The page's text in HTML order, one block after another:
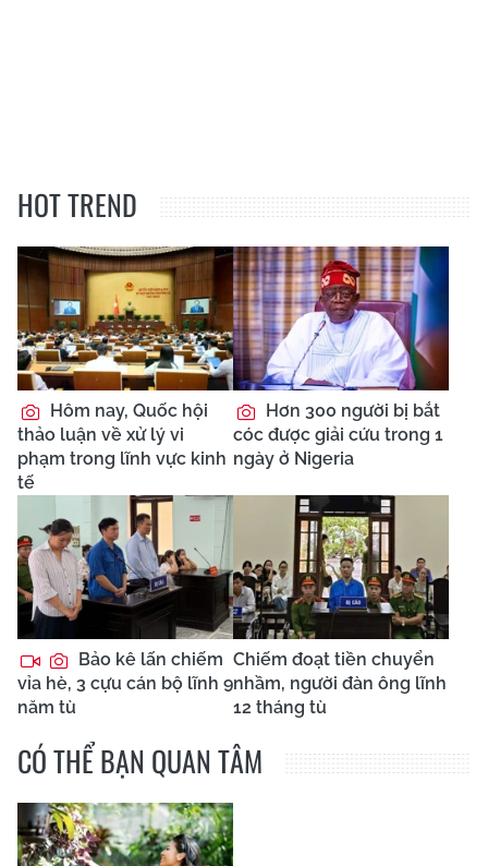
HOT TREND
Hôm nay, Quốc hội
thảo luận về xử lý vi
phạm trong lĩnh vực kinh
tế
Hơn 300 người bị bắt
cóc được giải cứu trong 1
ngày ở Nigeria
Bảo kê lấn chiếm
vỉa hè, 3 cựu cán bộ lĩnh 9
năm tù
Chiếm đoạt tiền chuyển
nhầm, người đàn ông lĩnh
12 tháng tù
CÓ THỂ BẠN QUAN TÂM